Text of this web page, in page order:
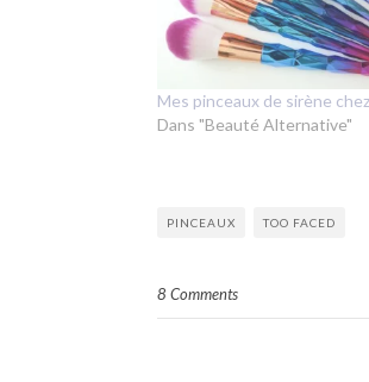
Mes pinceaux de sirène
Dans "Beauté Alternative"
PINCEAUX TOO FACED
8 Comments